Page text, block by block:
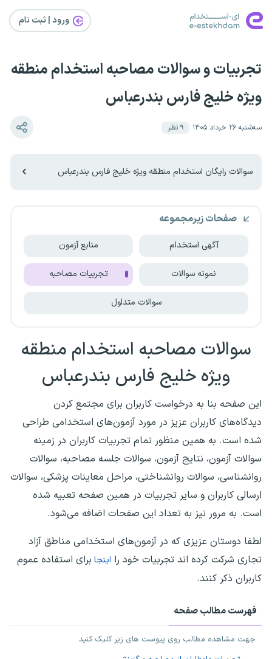
ورود | ثبت‌ نام
تجربیات و سوالات مصاحبه استخدام منطقه
ویژه خلیج فارس بندرعباس
سه‌شنبه ۲۶ خرداد ۱۴۰۵ ۹ نظر
سوالات رایگان استخدام منطقه ویژه خلیج فارس بندرعباس
صفحات زیرمجموعه
آگهی استخدام منابع آزمون
نمونه سوالات تجربیات مصاحبه
سوالات متداول
سوالات مصاحبه استخدام منطقه
ویژه خلیج فارس بندرعباس
این صفحه بنا به درخواست کاربران برای مجتمع کردن
دیدگاه‌های کاربران عزیز در مورد آزمون‌های استخدامی طراحی
شده است. به همین منظور تمام تجربیات کاربران در زمینه
سوالات آزمون، نتایج آزمون، سوالات جلسه مصاحبه، سوالات
روانشناسی، سوالات روانشناختی، مراحل معاینات پزشکی، سوالات
ارسالی کاربران و سایر تجربیات در همین صفحه تعبیه شده
است. به مرور نیز به تعداد این صفحات اضافه می‌شود.
لطفا دوستان عزیزی که در آزمون‌های استخدامی مناطق آزاد
تجاری شرکت کرده اند تجربیات خود را اینجا برای استفاده عموم
کاربران ذکر کنند.
فهرست مطالب صفحه
جهت مشاهده مطالب روی پیوست های زیر کلیک کنید